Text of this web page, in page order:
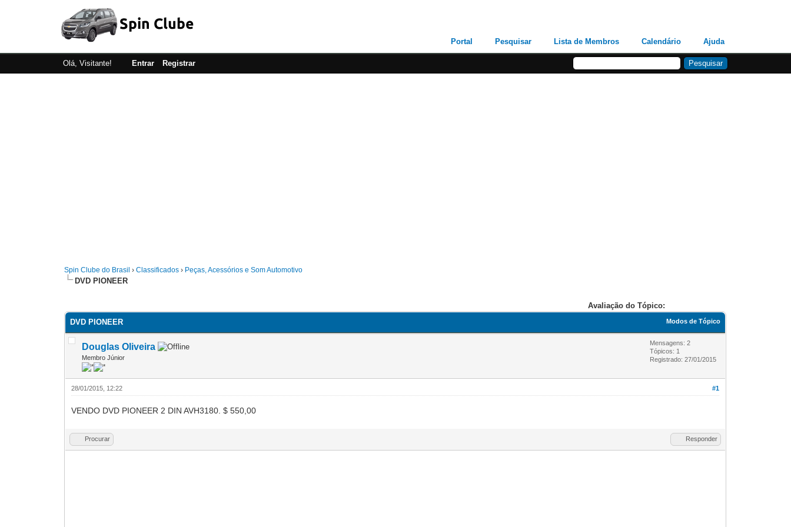
Portal Pesquisar Lista de Membros Calendário Ajuda
Olá, Visitante! Entrar Registrar
Spin Clube do Brasil ›Classificados › Peças, Acessórios e Som Automotivo
DVD PIONEER
Avaliação do Tópico:
Modos de Tópico
DVD PIONEER
Douglas Oliveira
Membro Júnior
Mensagens: 2
Tópicos: 1
Registrado: 27/01/2015
#1
28/01/2015, 12:22
VENDO DVD PIONEER 2 DIN AVH3180. $ 550,00
Procurar Responder